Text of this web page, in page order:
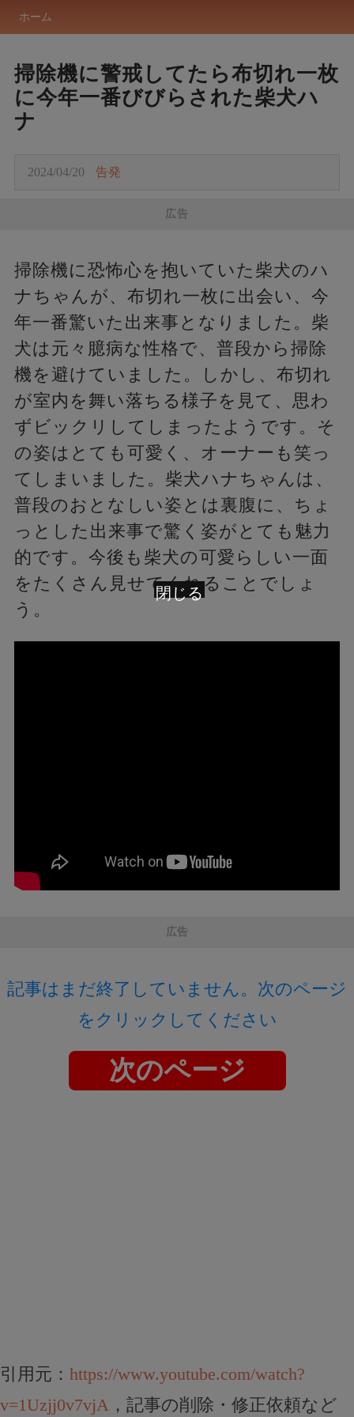
ホーム
掃除機に警戒してたら布切れ一枚
に今年一番びびらされた柴犬ハ
ナ
2024/04/20 告発
広告
掃除機に恐怖心を抱いていた柴犬のハ
ナちゃんが、布切れ一枚に出会い、今
年一番驚いた出来事となりました。柴
犬は元々臆病な性格で、普段から掃除
機を避けていました。しかし、布切れ
が室内を舞い落ちる様子を見て、思わ
ずビックリしてしまったようです。そ
の姿はとても可愛く、オーナーも笑っ
てしまいました。柴犬ハナちゃんは、
普段のおとなしい姿とは裏腹に、ちょ
っとした出来事で驚く姿がとても魅力
的です。今後も柴犬の可愛らしい一面
をたくさん見せてくれることでしょ
う。
広告
記事はまだ終了していません。次のページ
をクリックしてください
次のページ
引用元： https://www.youtube.com/watch?
v=1Uzjj0v7vjA ，記事の削除・修正依頼など
閉じる